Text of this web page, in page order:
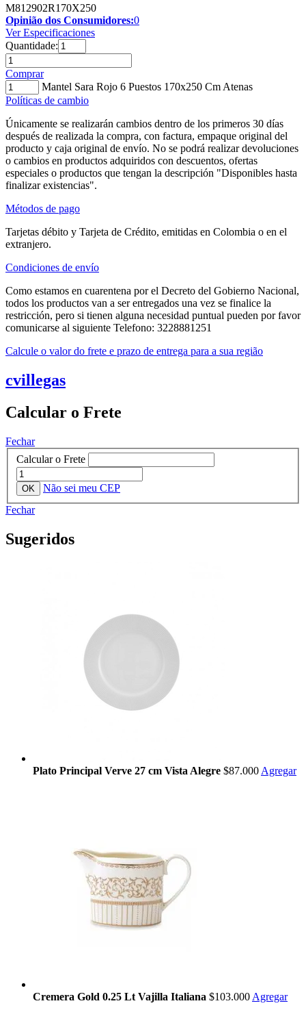
M812902R170X250
Opinião dos Consumidores:0
Ver Especificaciones
Quantidade:
Comprar
Mantel Sara Rojo 6 Puestos 170x250 Cm Atenas
Políticas de cambio
Únicamente se realizarán cambios dentro de los primeros 30 días
después de realizada la compra, con factura, empaque original del
producto y caja original de envío. No se podrá realizar devoluciones
o cambios en productos adquiridos con descuentos, ofertas
especiales o productos que tengan la descripción "Disponibles hasta
finalizar existencias".
Métodos de pago
Tarjetas débito y Tarjeta de Crédito, emitidas en Colombia o en el
extranjero.
Condiciones de envío
Como estamos en cuarentena por el Decreto del Gobierno Nacional,
todos los productos van a ser entregados una vez se finalice la
restricción, pero si tienen alguna necesidad puntual pueden por favor
comunicarse al siguiente Telefono: 3228881251
Calcule o valor do frete e prazo de entrega para a sua região
cvillegas
Calcular o Frete
Fechar
Calcular o Frete
Não sei meu CEP
Fechar
Sugeridos
Plato Principal Verve 27 cm Vista Alegre $87.000 Agregar
Cremera Gold 0.25 Lt Vajilla Italiana $103.000 Agregar